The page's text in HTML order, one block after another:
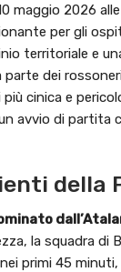
maggio 2026
per gli
territoriale e
parte dei
più cinica e
avvio di partita
della
la squadra di
primi 45